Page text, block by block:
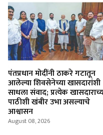
पंतप्रधान मोदींनी ठाकरे गटातून
आलेल्या शिवसेनेच्या खासदारांशी
साधला संवाद; प्रत्येक
पाठीशी खंबीर उभा असल्याचे
आश्वासन
August 08, 2026